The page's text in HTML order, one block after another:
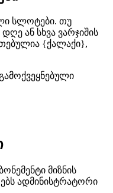
სლოტები. თუ
ან სხვა ვარჯიშის
{ქალაქი},
მიზნის
ადმინისტრატორი